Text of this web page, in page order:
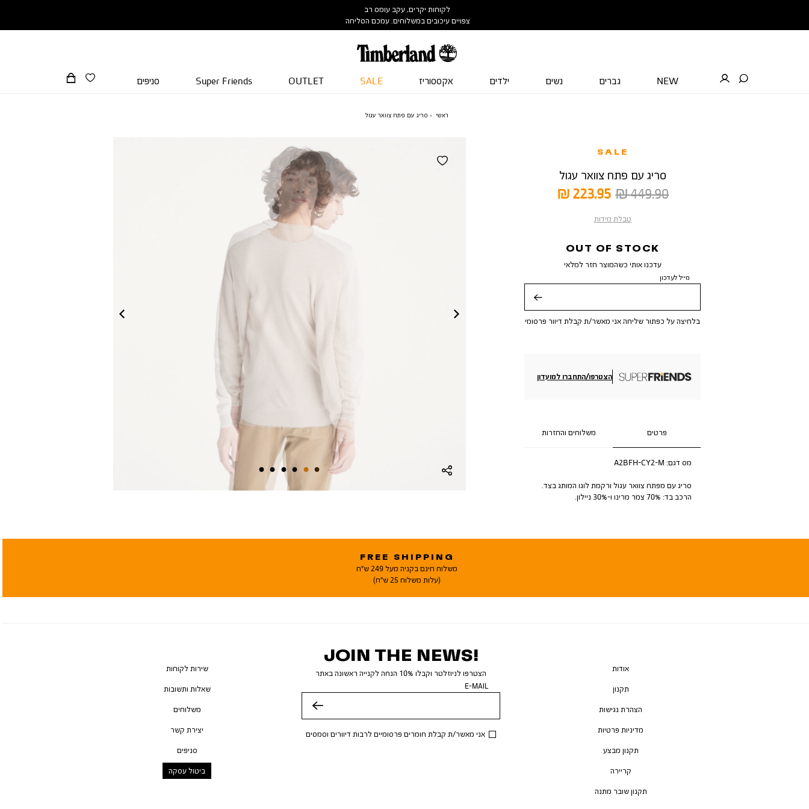
לקוחות יקרים, עקב עומס רב
צפויים עיכובים במשלוחים. עמכם הסליחה
NEW גברים נשים ילדים אקססוריז SALE
OUTLET
Super Friends סניפים
ראשי סריג עם פתח צוואר עגול
SALE
סריג עם פתח צוואר עגול
מחיר
223.95 ₪
מחיר
449.90 ₪
טבלת מידות
OUT OF STOCK
עדכנו אותי כשהמוצר חזר למלאי
מייל לעדכון
בלחיצה על כפתור שליחה אני מאשר/ת קבלת דיוור פרסומי
הצטרפו/התחברו למועדון
פרטים משלוחים והחזרות
מס דגם: A2BFH-CY2-M
סריג עם מפתח צוואר עגול ורקמת לוגו המותג בצד.
הרכב בד: 70% צמר מרינו ו-30% ניילון.
FREE SHIPPING
משלוח חינם בקניה מעל 249 ש"ח
(עלות משלוח 25 ש"ח)
JOIN THE NEWS!
הצטרפו לניוזלטר וקבלו 10% הנחה לקנייה ראשונה באתר
E-MAIL
אני מאשר/ת קבלת חומרים פרסומיים לרבות דיוורים וסמסים
אודות
תקנון
הצהרת נגישות
מדיניות פרטיות
תקנון מבצע
קריירה
תקנון שובר מתנה
שירות לקוחות
שאלות ותשובות
משלוחים
יצירת קשר
סניפים
ביטול עסקה